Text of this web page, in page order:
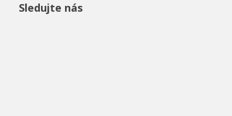
Sledujte nás